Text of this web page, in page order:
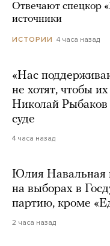
Отвечают спецкор
источники
ИСТОРИИ 4 часа назад
«Нас
не хотят, чтобы
Николай
суде
4 часа назад
Юлия Навальная
на выборах в
партию, кроме
2 часа назад